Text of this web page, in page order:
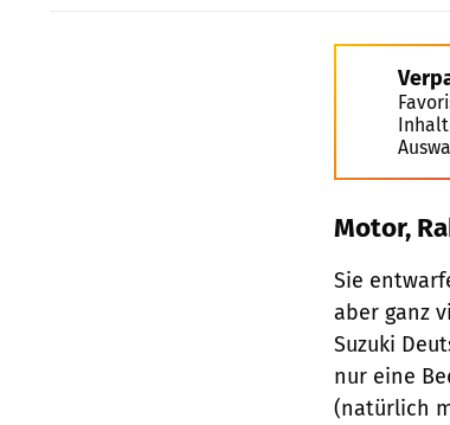
Motor,
Sie
aber ganz
Suzuki
nur eine
(natürlich